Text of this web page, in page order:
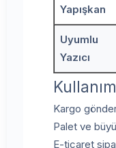
Yapışkan
Uyumlu
Yazıcı
Kargo
Palet ve
E-ticaret